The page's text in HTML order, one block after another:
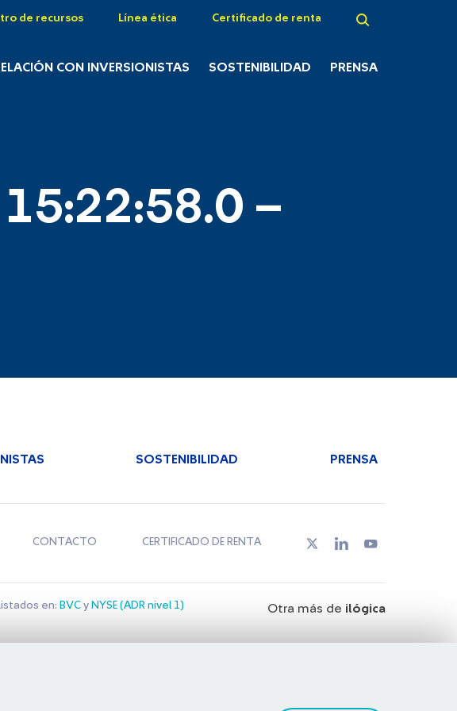
de recursos Línea ética Certificado de renta
CON INVERSIONISTAS SOSTENIBILIDAD PRENSA
–
SOSTENIBILIDAD PRENSA
CONTACTO CERTIFICADO DE RENTA
en: BVCy NYSE (ADR nivel 1) Otra más de ilógica